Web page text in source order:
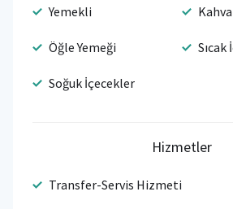
Yemekli
Öğle Yemeği
Soğuk İçecekler
Hizmetler
Transfer-Servis Hizmeti